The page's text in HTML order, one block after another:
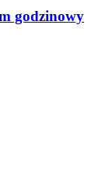
godzinowy